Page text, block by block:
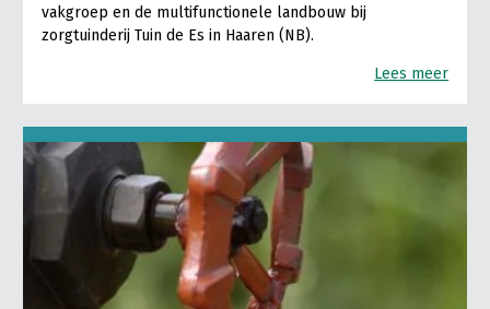
vakgroep en de multifunctionele landbouw bij
zorgtuinderij Tuin de Es in Haaren (NB).
Lees meer